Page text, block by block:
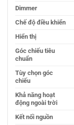
Dimmer
Chế độ điều khiển
Hiển thị
Góc chiếu tiêu
chuẩn
Tùy chọn góc
chiếu
Khả năng hoạt
động ngoài trời
Kết nối nguồn